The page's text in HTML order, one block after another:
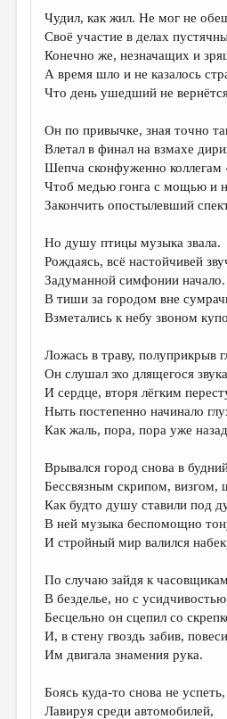
ЭССЕИСТИКА
ЛИТЕРАТУРОВЕДЕНИЕ
КУЛЬТУРОВЕДЕНИЕ
ПУБЛИЦИСТИКА
РЕЦЕНЗИРОВАНИЕ
ЦИКЛЫ ПУБЛИКАЦИЙ
ТРЕДИАКОВСКИЙ
ВКОНТАКТЕ
Чудил, как жил. Не мог не
Своё участие в делах
Конечно же, незначащих и
А время шло и не казалось
Что день ушедший не
Он по привычке, зная точно
Влетал в финал на взмахе
Шепча сконфуженно коллегам
Чтоб медью гонга с мощью и
Закончить опостылевший
Но душу птицы музыка звала.
Рождаясь, всё настойчивей
Задуманной симфонии начало.
В тиши за городом вне
Взметались к небу звоном
Ложась в траву, полуприкрыв
Он слушал эхо длящегося
И сердце, вторя лёгким
Ныть постепенно начинало
Как жаль, пора, пора уже
Врывался город снова в
Бессвязным скрипом, визгом,
Как будто душу ставили под
В ней музыка беспомощно
И стройный мир валился
По случаю зайдя к
В безделье, но с
Бесцельно он сцепил со
И, в стену гвоздь забив,
Им двигала знамения рука.
Боясь куда-то снова не успеть,
Лавируя среди автомобилей,